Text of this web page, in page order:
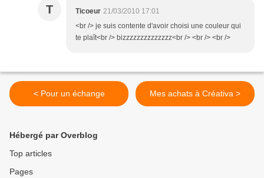
T Ticoeur 21/03/2010 17:01
<br /> je suis contente d'avoir choisi une couleur qui
te plaît<br /> bizzzzzzzzzzzzzz<br /> <br /> <br />
< Pour un échange Mes achats à Créativa >
Hébergé par Overblog
Top articles
Pages